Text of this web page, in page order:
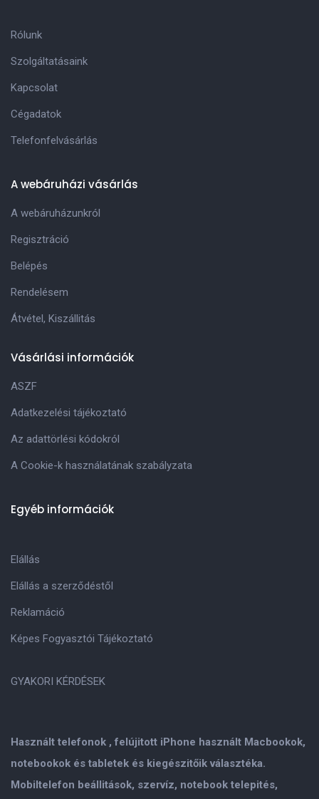
Használt telefonok , felújitott iPhone használt Macbookok,
notebookok és tabletek és kiegészitőik választéka.
Mobiltelefon beállitások, szervíz, notebook telepités,
Rólunk
Szolgáltatásaink
Kapcsolat
Cégadatok
Telefonfelvásárlás
A webáruházi vásárlás
A webáruházunkról
Regisztráció
Belépés
Rendelésem
Átvétel, Kiszállitás
Vásárlási információk
ASZF
Adatkezelési tájékoztató
Az adattörlési kódokról
A Cookie-k használatának szabályzata
Egyéb információk
Elállás
Elállás a szerződéstől
Reklamáció
Képes Fogyasztói Tájékoztató
GYAKORI KÉRDÉSEK